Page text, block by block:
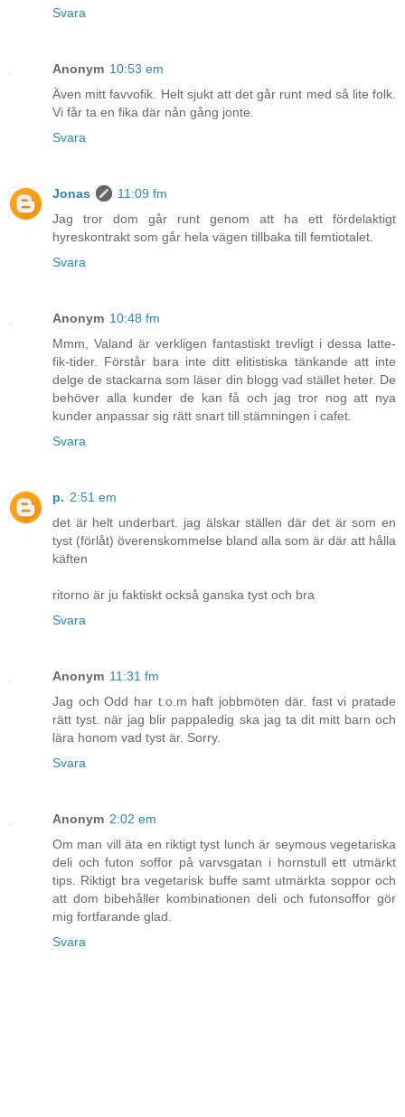
Svara
Anonym 10:53 em
Även mitt favvofik. Helt sjukt att det går runt med så lite folk.
Vi får ta en fika där nån gång jonte.
Svara
Jonas
11:09 fm
Jag tror dom går runt genom att ha ett fördelaktigt
hyreskontrakt som går hela vägen tillbaka till femtiotalet.
Svara
Anonym 10:48 fm
Mmm, Valand är verkligen fantastiskt trevligt i dessa latte-
fik-tider. Förstår bara inte ditt elitistiska tänkande att inte
delge de stackarna som läser din blogg vad stället heter. De
behöver alla kunder de kan få och jag tror nog att nya
kunder anpassar sig rätt snart till stämningen i cafet.
Svara
p. 2:51 em
det är helt underbart. jag älskar ställen där det är som en
tyst (förlåt) överenskommelse bland alla som är där att hålla
käften
ritorno är ju faktiskt också ganska tyst och bra
Svara
Anonym 11:31 fm
Jag och Odd har t.o.m haft jobbmöten där. fast vi pratade
rätt tyst. när jag blir pappaledig ska jag ta dit mitt barn och
lära honom vad tyst är. Sorry.
Svara
Anonym 2:02 em
Om man vill äta en riktigt tyst lunch är seymous vegetariska
deli och futon soffor på varvsgatan i hornstull ett utmärkt
tips. Riktigt bra vegetarisk buffe samt utmärkta soppor och
att dom bibehåller kombinationen deli och futonsoffor gör
mig fortfarande glad.
Svara